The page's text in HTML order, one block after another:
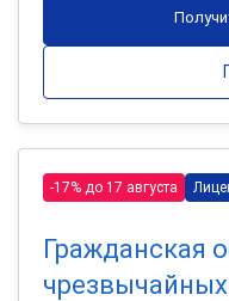
-17% до 17 августа
Гражданская